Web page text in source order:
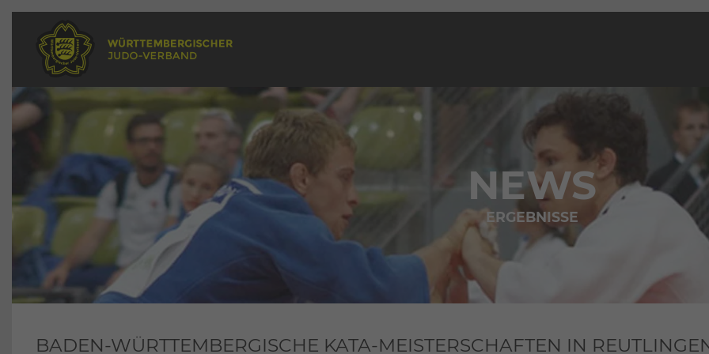
NEWS
ERGEBNISSE
BADEN-WÜRTTEMBERGISCHE KATA-MEISTERSCHAFTEN IN